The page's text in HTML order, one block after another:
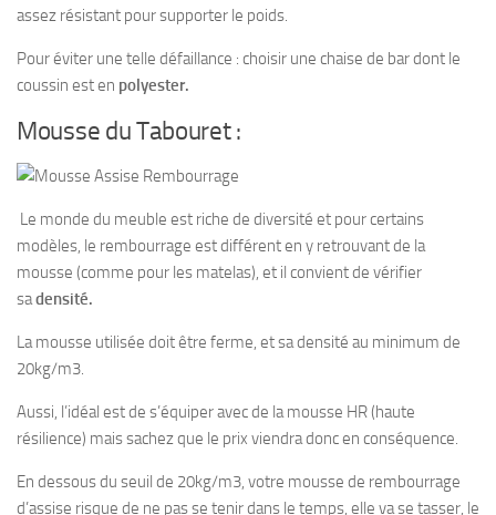
assez résistant pour supporter le poids.
Pour éviter une telle défaillance : choisir une chaise de bar dont le
coussin est en polyester.
Mousse du Tabouret :
Le monde du meuble est riche de diversité et pour certains
modèles, le rembourrage est différent en y retrouvant de la
mousse (comme pour les matelas), et il convient de vérifier
sadensité.
La mousse utilisée doit être ferme, et sa densité au minimum de
20kg/m3.
Aussi, l’idéal est de s’équiper avec de lamousse HR (haute
résilience) mais sachez que le prix viendra donc en conséquence.
En dessous du seuil de 20kg/m3, votre mousse de rembourrage
d’assise risque de ne pas se tenir dans le temps, elle va se tasser, le